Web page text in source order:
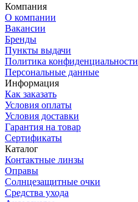
Компания
О компании
Вакансии
Бренды
Пункты выдачи
Политика конфиденциальности
Персональные данные
Информация
Как заказать
Условия оплаты
Условия доставки
Гарантия на товар
Сертификаты
Каталог
Контактные линзы
Оправы
Солнцезащитные очки
Средства ухода